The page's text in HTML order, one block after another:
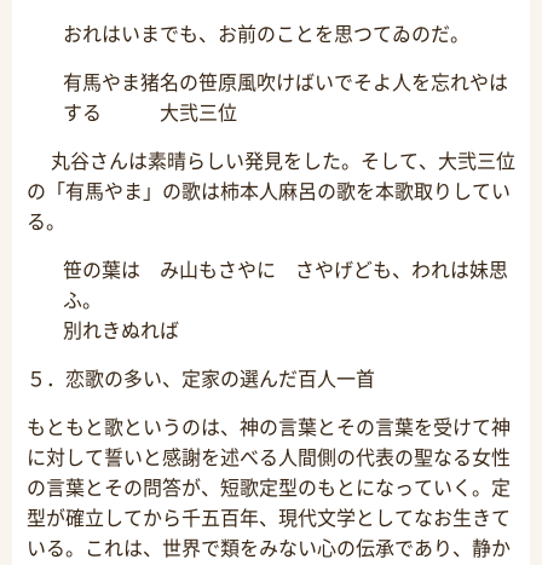
おれはいまでも、お前のことを思つてゐのだ。
有馬やま猪名の笹原風吹けばいでそよ人を忘れやは
する 大弐三位
丸谷さんは素晴らしい発見をした。そして、大弐三位
の「有馬やま」の歌は柿本人麻呂の歌を本歌取りしてい
る。
笹の葉は み山もさやに さやげども、われは妹思
ふ。
別れきぬれば
５．恋歌の多い、定家の選んだ百人一首
もともと歌というのは、神の言葉とその言葉を受けて神
に対して誓いと感謝を述べる人間側の代表の聖なる女性
の言葉とその問答が、短歌定型のもとになっていく。定
型が確立してから千五百年、現代文学としてなお生きて
いる。これは、世界で類をみない心の伝承であり、静か